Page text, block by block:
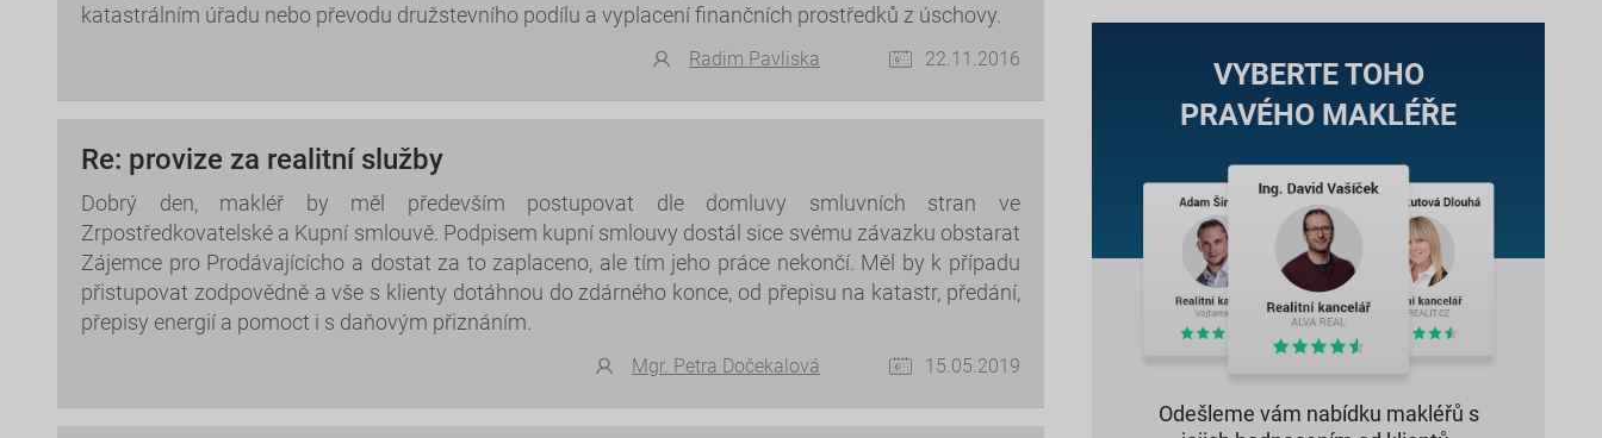
katastrálním úřadu nebo převodu družstevního podílu a vyplacení finančních prostředků z úschovy.
Radim Pavliska 22.11.2016
Re: provize za realitní služby
Dobrý den, makléř by měl především postupovat dle domluvy smluvních stran ve
Zrpostředkovatelské a Kupní smlouvě. Podpisem kupní smlouvy dostál sice svému závazku obstarat
Zájemce pro Prodávajícícho a dostat za to zaplaceno, ale tím jeho práce nekončí. Měl by k případu
přistupovat zodpovědně a vše s klienty dotáhnou do zdárného konce, od přepisu na katastr, předání,
přepisy energií a pomoct i s daňovým přiznáním.
Mgr. Petra Dočekalová 15.05.2019
VYBERTE TOHO
PRAVÉHO MAKLÉŘE
Odešleme vám nabídku makléřů s